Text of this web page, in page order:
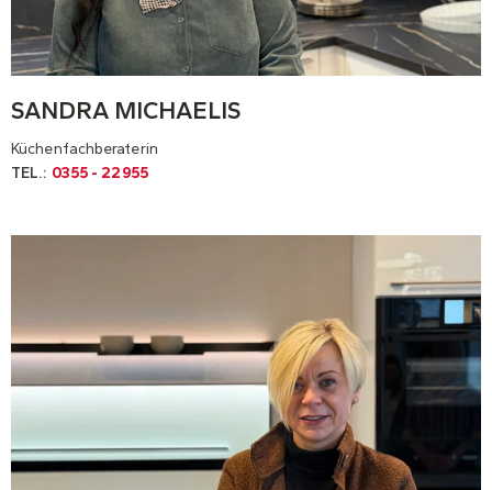
SANDRA MICHAELIS
Küchenfachberaterin
TEL.: 0355 - 22955